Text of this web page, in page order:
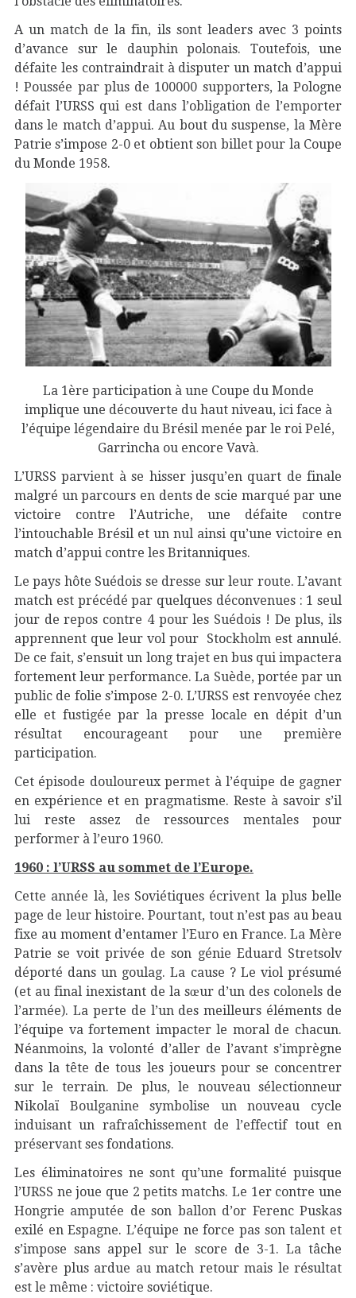
A un match de la fin, ils sont leaders avec 3 points
d’avance sur le dauphin polonais. Toutefois, une
défaite les contraindrait à disputer un match d’appui
! Poussée par plus de 100000 supporters, la Pologne
défait l’URSS qui est dans l’obligation de l’emporter
dans le match d’appui. Au bout du suspense, la Mère
Patrie s’impose 2-0 et obtient son billet pour la Coupe
du Monde 1958.
La 1ère participation à une Coupe du Monde
implique une découverte du haut niveau, ici face à
l’équipe légendaire du Brésil menée par le roi Pelé,
Garrincha ou encore Vavà.
L’URSS parvient à se hisser jusqu’en quart de finale
malgré un parcours en dents de scie marqué par une
victoire contre l’Autriche, une défaite contre
l’intouchable Brésil et un nul ainsi qu’une victoire en
match d’appui contre les Britanniques.
Le pays hôte Suédois se dresse sur leur route. L’avant
match est précédé par quelques déconvenues : 1 seul
jour de repos contre 4 pour les Suédois ! De plus, ils
apprennent que leur vol pour Stockholm est annulé.
De ce fait, s’ensuit un long trajet en bus qui impactera
fortement leur performance. La Suède, portée par un
public de folie s’impose 2-0. L’URSS est renvoyée chez
elle et fustigée par la presse locale en dépit d’un
résultat encourageant pour une première
participation.
Cet épisode douloureux permet à l’équipe de gagner
en expérience et en pragmatisme. Reste à savoir s’il
lui reste assez de ressources mentales pour
performer à l’euro 1960.
1960 : l’URSS au sommet de l’Europe.
Cette année là, les Soviétiques écrivent la plus belle
page de leur histoire. Pourtant, tout n’est pas au beau
fixe au moment d’entamer l’Euro en France. La Mère
Patrie se voit privée de son génie Eduard Stretsolv
déporté dans un goulag. La cause ? Le viol présumé
(et au final inexistant de la sœur d’un des colonels de
l’armée). La perte de l’un des meilleurs éléments de
l’équipe va fortement impacter le moral de chacun.
Néanmoins, la volonté d’aller de l’avant s’imprègne
dans la tête de tous les joueurs pour se concentrer
sur le terrain. De plus, le nouveau sélectionneur
Nikolaï Boulganine symbolise un nouveau cycle
induisant un rafraîchissement de l’effectif tout en
préservant ses fondations.
Les éliminatoires ne sont qu’une formalité puisque
l’URSS ne joue que 2 petits matchs. Le 1er contre une
Hongrie amputée de son ballon d’or Ferenc Puskas
exilé en Espagne. L’équipe ne force pas son talent et
s’impose sans appel sur le score de 3-1. La tâche
s’avère plus ardue au match retour mais le résultat
est le même : victoire soviétique.